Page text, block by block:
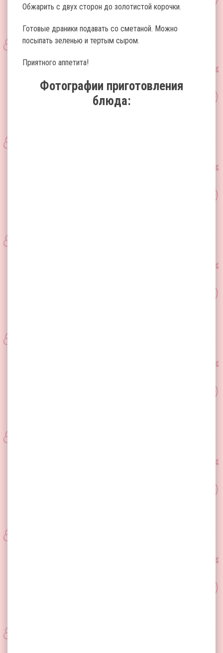
Обжарить с двух сторон до золотистой корочки.
Готовые драники подавать со сметаной. Можно
посыпать зеленью и тертым сыром.
Приятного аппетита!
Фотографии приготовления
блюда: